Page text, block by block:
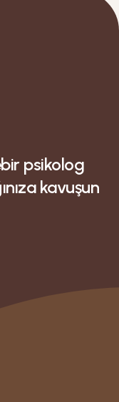
psikolog
kavuşun